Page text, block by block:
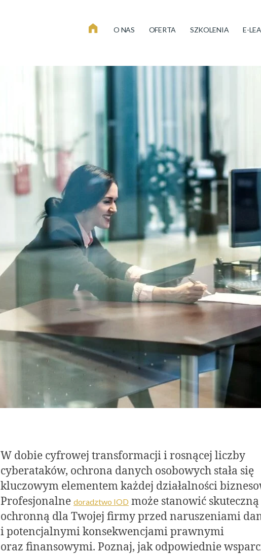
S
O
O NAS OFERTA SZKOLENIA E-
W dobie cyfrowej transformacji i rosnącej liczby
cyberataków, ochrona danych osobowych stała się
kluczowym elementem każdej działalności
Profesjonalne doradztwo IOD może stanowić
ochronną dla Twojej firmy przed naruszeniami
i potencjalnymi konsekwencjami prawnymi
oraz finansowymi. Poznaj, jak odpowiednie